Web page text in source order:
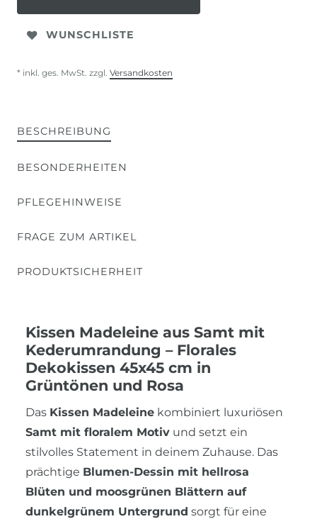
WUNSCHLISTE
* inkl. ges. MwSt. zzgl. Versandkosten
BESCHREIBUNG
BESONDERHEITEN
PFLEGEHINWEISE
FRAGE ZUM ARTIKEL
PRODUKTSICHERHEIT
Kissen Madeleine aus Samt mit
Kederumrandung – Florales
Dekokissen 45x45 cm in
Grüntönen und Rosa
Das Kissen Madeleine kombiniert luxuriösen
Samt mit floralem Motiv und setzt ein
stilvolles Statement in deinem Zuhause. Das
prächtige Blumen-Dessin mit hellrosa
Blüten und moosgrünen Blättern auf
dunkelgrünem Untergrund sorgt für eine